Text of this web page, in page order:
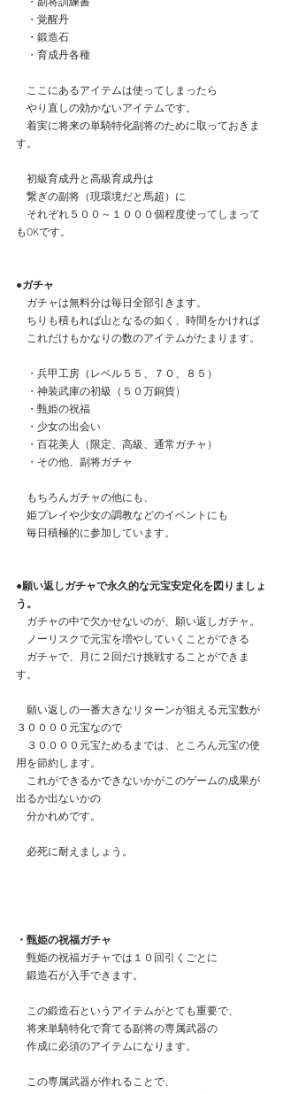
・副将訓練書
・覚醒丹
・鍛造石
・育成丹各種
ここにあるアイテムは使ってしまったら
やり直しの効かないアイテムです。
着実に将来の単騎特化副将のために取っておきま
す。
初級育成丹と高級育成丹は
繋ぎの副将（現環境だと馬超）に
それぞれ５００～１０００個程度使ってしまって
もOKです。
●ガチャ
ガチャは無料分は毎日全部引きます。
ちりも積もれば山となるの如く、時間をかければ
これだけもかなりの数のアイテムがたまります。
・兵甲工房（レベル５５、７０、８５）
・神装武庫の初級（５０万銅貨）
・甄姫の祝福
・少女の出会い
・百花美人（限定、高級、通常ガチャ）
・その他、副将ガチャ
もちろんガチャの他にも、
姫プレイや少女の調教などのイベントにも
毎日積極的に参加しています。
●願い返しガチャで永久的な元宝安定化を図りましょ
う。
ガチャの中で欠かせないのが、願い返しガチャ。
ノーリスクで元宝を増やしていくことができる
ガチャで、月に２回だけ挑戦することができま
す。
願い返しの一番大きなリターンが狙える元宝数が
３００００元宝なので
３００００元宝ためるまでは、ところん元宝の使
用を節約します。
これができるかできないかがこのゲームの成果が
出るか出ないかの
分かれめです。
必死に耐えましょう。
・甄姫の祝福ガチャ
甄姫の祝福ガチャでは１０回引くごとに
鍛造石が入手できます。
この鍛造石というアイテムがとても重要で、
将来単騎特化で育てる副将の専属武器の
作成に必須のアイテムになります。
この専属武器が作れることで、